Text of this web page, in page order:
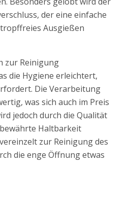
der eine einfache
Ausgießen
zur Reinigung
die Hygiene erleichtert,
Die Verarbeitung
was sich auch im Preis
jedoch durch die Qualität
Haltbarkeit
zur Reinigung des
die enge Öffnung etwas